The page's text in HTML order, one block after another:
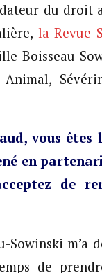
du droit
la Revue
Boisseau-
vous
en
de
Sowinski m’a
de